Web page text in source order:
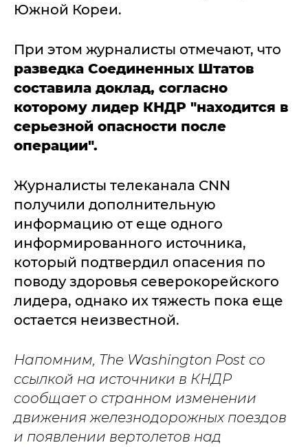
Южной Кореи.
При этом журналисты отмечают, что
разведка Соединенных Штатов
составила доклад, согласно
которому лидер КНДР "находится в
серьезной опасности после
операции".
Журналисты телеканала CNN
получили дополнительную
информацию от еще одного
информированного источника,
который подтвердил опасения по
поводу здоровья северокорейского
лидера, однако их тяжесть пока еще
остается неизвестной.
Напомним, The Washington Post со
ссылкой на источники в КНДР
сообщает о странном изменении
движения железнодорожных поездов
и появлении вертолетов над